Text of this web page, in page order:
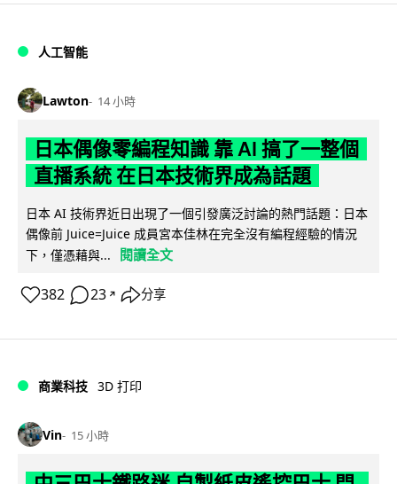
人工智能
Lawton 14 小時
日本偶像零編程知識 靠 AI 搞了一整個
直播系統 在日本技術界成為話題
日本 AI 技術界近日出現了一個引發廣泛討論的熱門話題：日本
偶像前 Juice=Juice 成員宮本佳林在完全沒有編程經驗的情況
下，僅憑藉與...
閱讀全文
382 23 ↗ 分享
商業科技 3D 打印
Vin 15 小時